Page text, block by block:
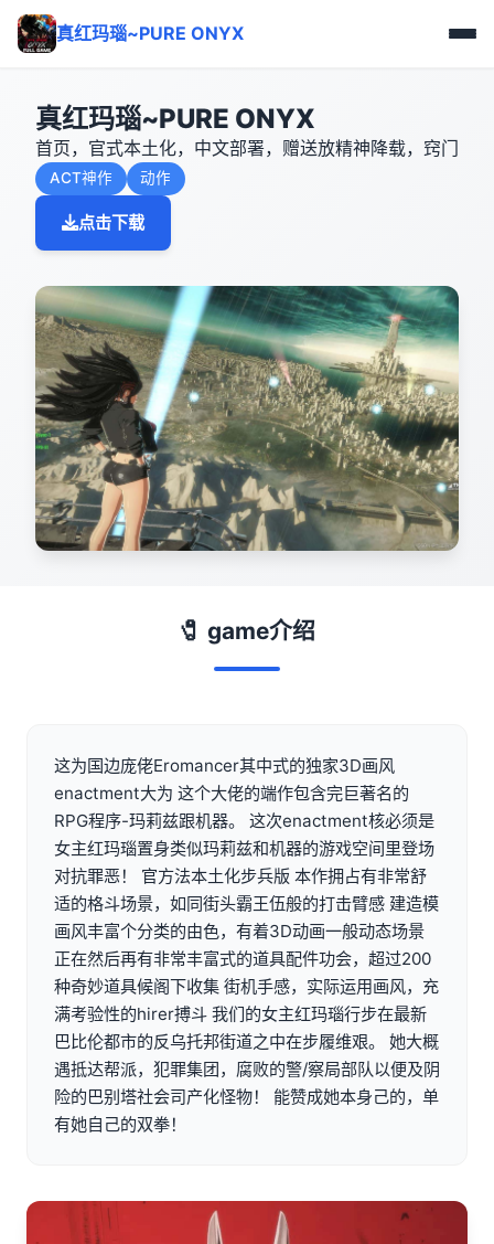
真红玛瑙~PURE ONYX
真红玛瑙~PURE ONYX
首页，官式本土化，中文部署，赠送放精神降载，窍门
ACT神作 动作
点击下载
🧷 game介绍
这为国边庞佬Eromancer其中式的独家3D画风
enactment大为 这个大佬的端作包含完巨著名的
RPG程序-玛莉兹跟机器。 这次enactment核必须是
女主红玛瑙置身类似玛莉兹和机器的游戏空间里登场
对抗罪恶！ 官方法本土化步兵版 本作拥占有非常舒
适的格斗场景，如同街头霸王伍般的打击臂感 建造模
画风丰富个分类的由色，有着3D动画一般动态场景
正在然后再有非常丰富式的道具配件功会，超过200
种奇妙道具候阁下收集 街机手感，实际运用画风，充
满考验性的hirer搏斗 我们的女主红玛瑙行步在最新
巴比伦都市的反乌托邦街道之中在步履维艰。 她大概
遇抵达帮派，犯罪集团，腐败的警/察局部队以便及阴
险的巴别塔社会司产化怪物！ 能赞成她本身己的，单
有她自己的双拳！